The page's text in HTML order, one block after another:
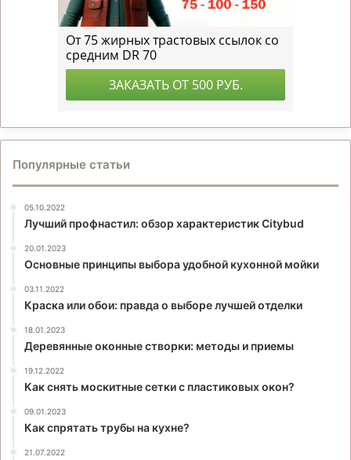
Популярные статьи
05.10.2022
Лучший профнастил: обзор характеристик Citybud
20.01.2023
Основные принципы выбора удобной кухонной мойки
03.11.2022
Краска или обои: правда о выборе лучшей отделки
18.01.2023
Деревянные оконные створки: методы и приемы
19.12.2022
Как снять москитные сетки с пластиковых окон?
09.01.2023
Как спрятать трубы на кухне?
21.07.2022